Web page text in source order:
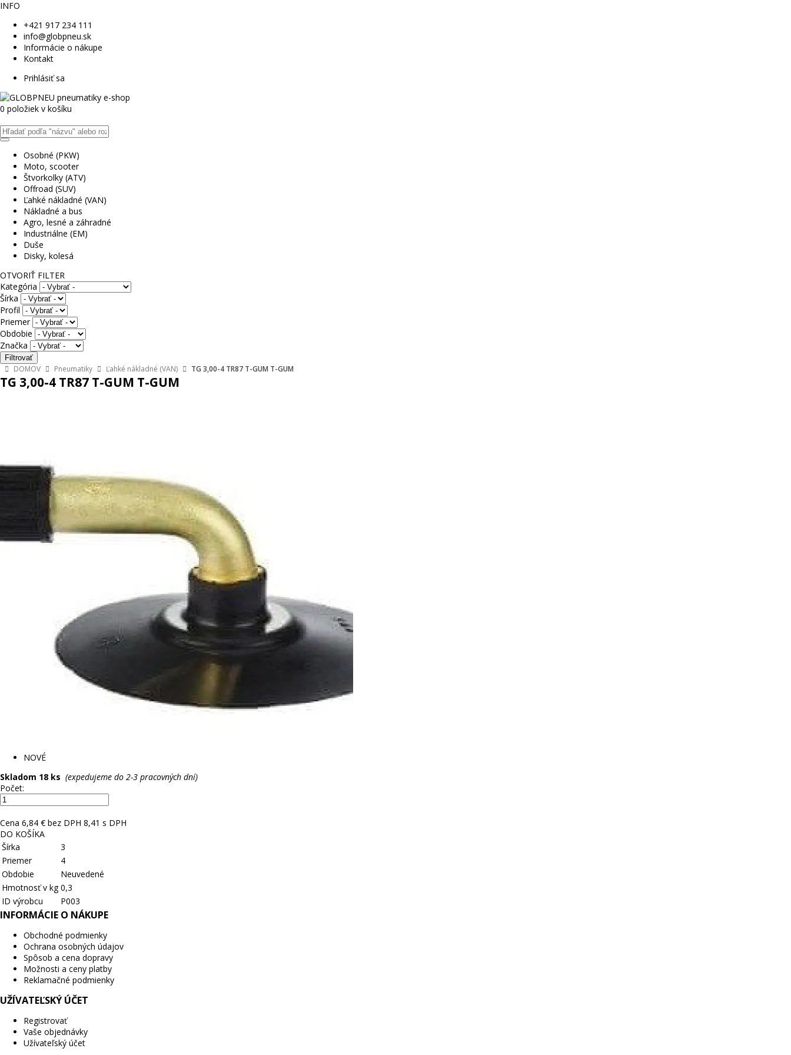
INFO
+421 917 234 111
info@globpneu.sk
Informácie o nákupe
Kontakt
Prihlásiť sa
0 položiek v košíku
Osobné (PKW)
Moto, scooter
Štvorkolky (ATV)
Offroad (SUV)
Ľahké nákladné (VAN)
Nákladné a bus
Agro, lesné a záhradné
Industriálne (EM)
Duše
Disky, kolesá
OTVORIŤ FILTER
Kategória
Šírka
Profil
Priemer
Obdobie
Značka
DOMOV Pneumatiky Ľahké nákladné (VAN) TG 3,00-4 TR87 T-GUM T-GUM
TG 3,00-4 TR87 T-GUM T-GUM
NOVÉ
Skladom 18 ks (expedujeme do 2-3 pracovných dní)
Počet:
Cena 6,84 € bez DPH 8,41 s DPH
DO KOŠÍKA
Šírka
3
Priemer
4
Obdobie
Neuvedené
Hmotnosť v kg 0,3
ID výrobcu
P003
INFORMÁCIE O NÁKUPE
Obchodné podmienky
Ochrana osobných údajov
Spôsob a cena dopravy
Možnosti a ceny platby
Reklamačné podmienky
UŽÍVATEĽSKÝ ÚČET
Registrovať
Vaše objednávky
Užívateľský účet